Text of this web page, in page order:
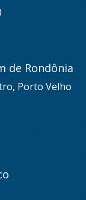
de Rondônia
Porto Velho